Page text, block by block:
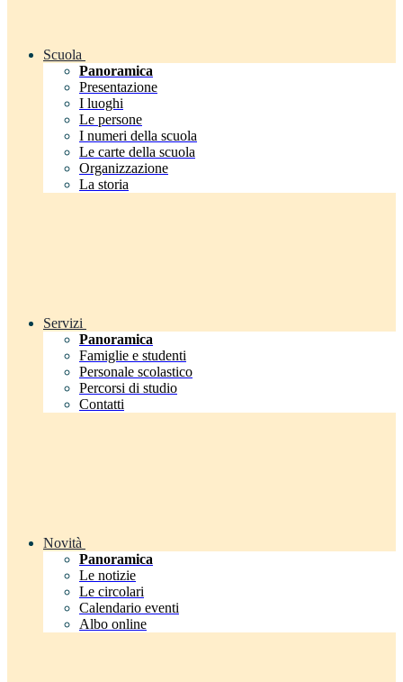
Scuola
Panoramica
Presentazione
I luoghi
Le persone
I numeri della scuola
Le carte della scuola
Organizzazione
La storia
Servizi
Panoramica
Famiglie e studenti
Personale scolastico
Percorsi di studio
Contatti
Novità
Panoramica
Le notizie
Le circolari
Calendario eventi
Albo online